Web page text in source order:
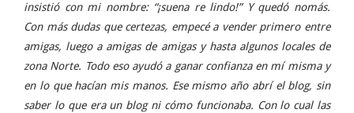
insistió con mi nombre: “¡suena re lindo!” Y quedó nomás.
Con más dudas que certezas, empecé a vender primero entre
amigas, luego a amigas de amigas y hasta algunos locales de
zona Norte. Todo eso ayudó a ganar confianza en mí misma y
en lo que hacían mis manos. Ese mismo año abrí el blog, sin
saber lo que era un blog ni cómo funcionaba. Con lo cual las